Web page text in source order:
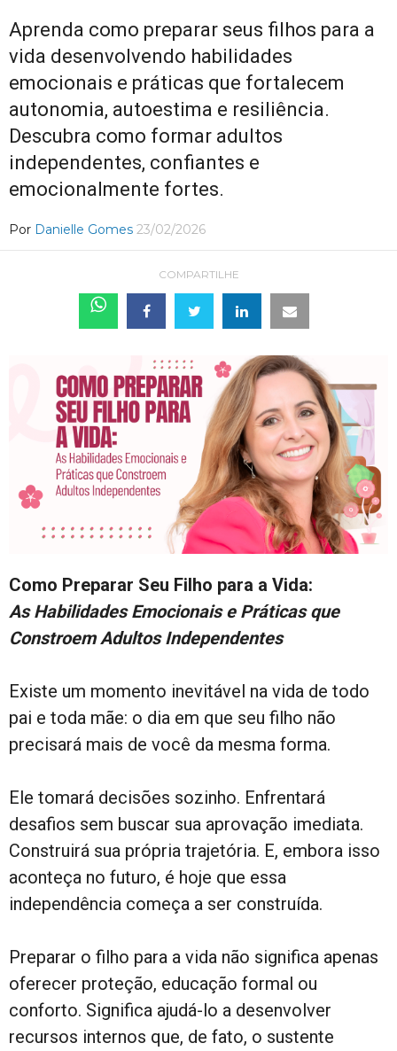
Aprenda como preparar seus filhos para a
vida desenvolvendo habilidades
emocionais e práticas que fortalecem
autonomia, autoestima e resiliência.
Descubra como formar adultos
independentes, confiantes e
emocionalmente fortes.
Por Danielle Gomes 23/02/2026
COMPARTILHE
Como Preparar Seu Filho para a Vida:
As Habilidades Emocionais e Práticas que
Constroem Adultos Independentes
Existe um momento inevitável na vida de todo
pai e toda mãe: o dia em que seu filho não
precisará mais de você da mesma forma.
Ele tomará decisões sozinho. Enfrentará
desafios sem buscar sua aprovação imediata.
Construirá sua própria trajetória. E, embora isso
aconteça no futuro, é hoje que essa
independência começa a ser construída.
Preparar o filho para a vida não significa apenas
oferecer proteção, educação formal ou
conforto. Significa ajudá-lo a desenvolver
recursos internos que, de fato, o sustente